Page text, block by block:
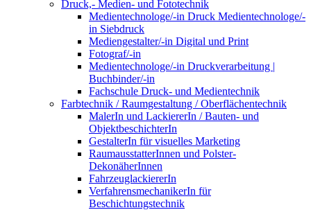
Druck,- Medien- und Fototechnik
Medientechnologe/-in Druck Medientechnologe/-
in Siebdruck
Mediengestalter/-in Digital und Print
Fotograf/-in
Medientechnologe/-in Druckverarbeitung |
Buchbinder/-in
Fachschule Druck- und Medientechnik
Farbtechnik / Raumgestaltung / Oberflächentechnik
MalerIn und LackiererIn / Bauten- und
ObjektbeschichterIn
GestalterIn für visuelles Marketing
RaumausstatterInnen und Polster-
DekonäherInnen
FahrzeuglackiererIn
VerfahrensmechanikerIn für
Beschichtungstechnik